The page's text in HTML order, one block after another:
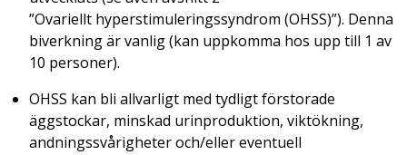
”Ovariellt hyperstimuleringssyndrom (OHSS)”). Denna
biverkning är vanlig (kan uppkomma hos upp till 1 av
10 personer).
OHSS kan bli allvarligt med tydligt förstorade
äggstockar, minskad urinproduktion, viktökning,
andningssvårigheter och/eller eventuell